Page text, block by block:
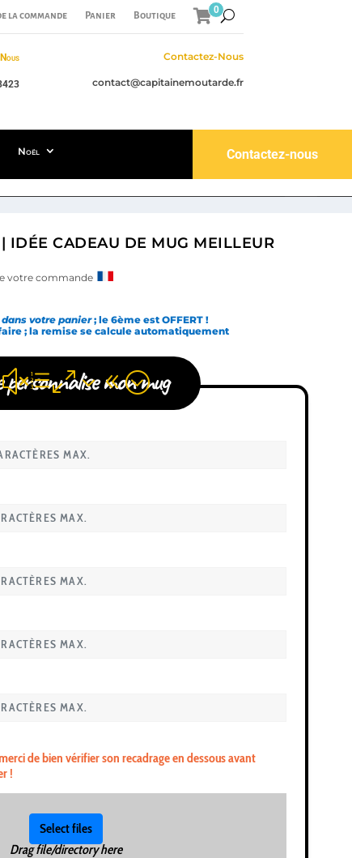
la commande Panier Boutique
0
Contactez-Nous
contact@capitainemoutarde.fr
Noël Contactez-nous
IDÉE CADEAU DE MUG MEILLEUR
votre commande
votre panier; le 6ème est OFFERT !
faire ; la remise se calcule automatiquement
personnalise mon mug
de bien vérifier son recadrage en dessous avant
!
Select files
Drag file/directory here